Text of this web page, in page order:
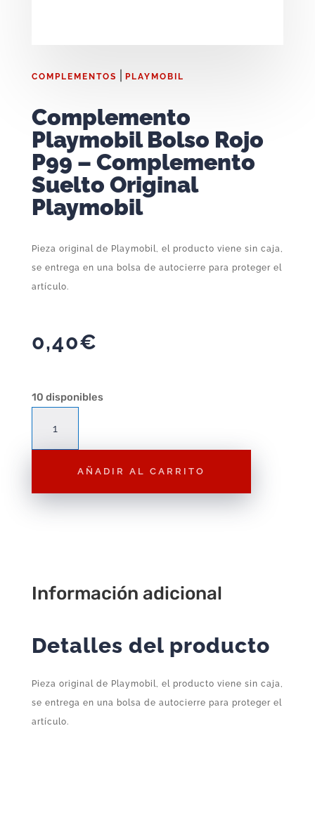
COMPLEMENTOS PLAYMOBIL
Complemento
Playmobil Bolso Rojo
P99 – Complemento
Suelto Original
Playmobil
Pieza original de Playmobil, el producto viene sin caja,
se entrega en una bolsa de autocierre para proteger el
artículo.
0,40€
10 disponibles
Playmobil
P99
Playmobil
AÑADIR AL CARRITO
Información adicional
Detalles del producto
Pieza original de Playmobil, el producto viene sin caja,
se entrega en una bolsa de autocierre para proteger el
artículo.